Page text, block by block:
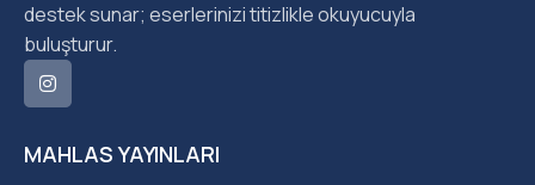
MAHLAS YAYINLARI
destek sunar; eserlerinizi titizlikle okuyucuyla
buluşturur.